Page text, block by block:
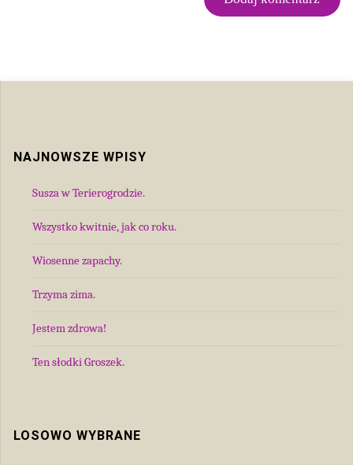
NAJNOWSZE WPISY
Susza w Terierogrodzie.
Wszystko kwitnie, jak co roku.
Wiosenne zapachy.
Trzyma zima.
Jestem zdrowa!
Ten słodki Groszek.
LOSOWO WYBRANE